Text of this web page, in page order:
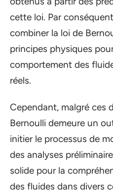
cette loi. Par
combiner la loi de
principes physiques
comportement des
réels.
Cependant, malgré ces
Bernoulli demeure un
initier le processus de
des analyses
solide pour la
des fluides dans divers